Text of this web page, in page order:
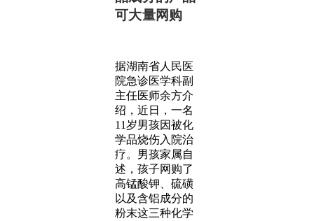
可大量网购
据湖南省人民医
院急诊医学科副
主任医师余方介
绍，近日，一名
11岁男孩因被化
学品烧伤入院治
疗。男孩家属自
述，孩子网购了
高锰酸钾、硫磺
以及含铝成分的
粉末这三种化学